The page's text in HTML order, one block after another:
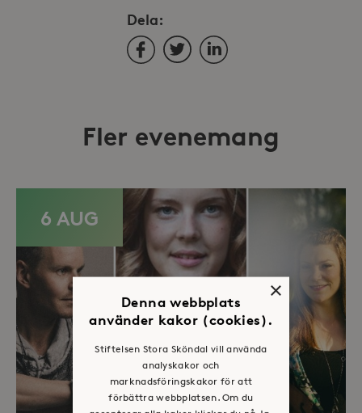
Dela:
FacebookTwitterLinkedIn
Fler evenemang
6 AUG
×
Denna webbplats
använder kakor (cookies).
Stiftelsen Stora Sköndal vill använda
analyskakor och
marknadsföringskakor för att
förbättra webbplatsen. Om du